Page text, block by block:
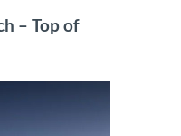
– Top of